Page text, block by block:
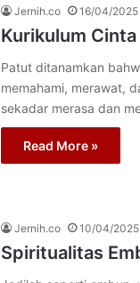
Jernih.co 16/04/2025
Kurikulum Cinta
Patut ditanamkan
memahami, merawat,
sekadar merasa dan
Read More »
Jernih.co 10/04/2025
Spiritualitas